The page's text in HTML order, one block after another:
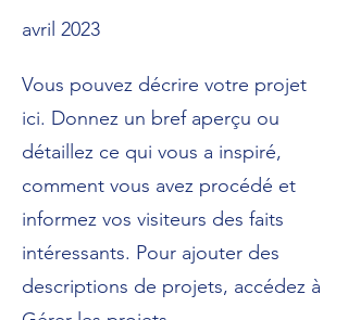
avril 2023
Vous pouvez décrire votre projet
ici. Donnez un bref aperçu ou
détaillez ce qui vous a inspiré,
comment vous avez procédé et
informez vos visiteurs des faits
intéressants. Pour ajouter des
descriptions de projets, accédez à